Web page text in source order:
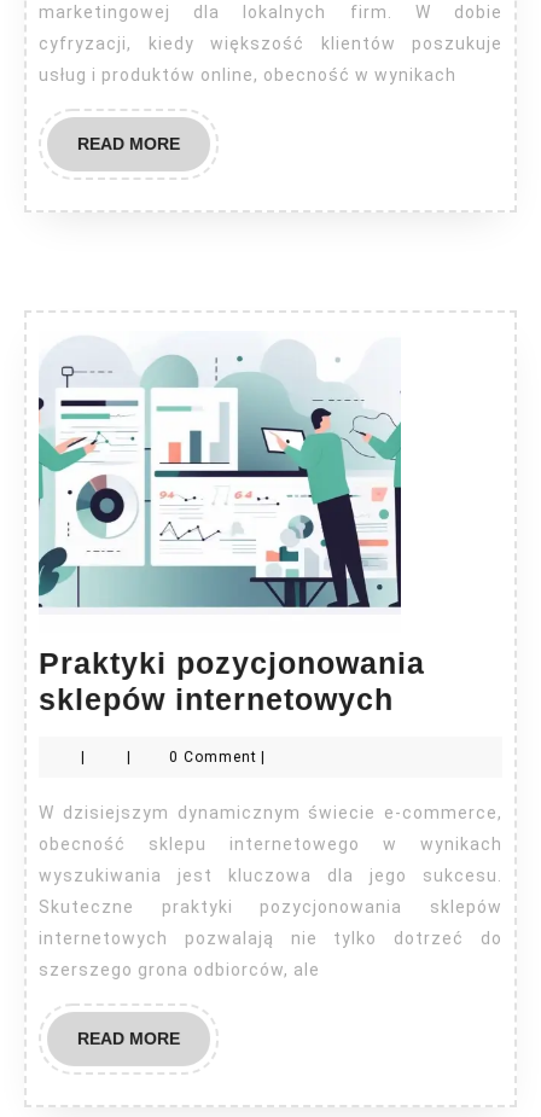
marketingowej dla lokalnych firm. W dobie
cyfryzacji, kiedy większość klientów poszukuje
usług i produktów online, obecność w wynikach
READ MOREREAD
MORE
Praktyki pozycjonowania
sklepów internetowych Praktyki
sklepów
0 Comment
W dzisiejszym dynamicznym świecie e-commerce,
obecność sklepu internetowego w wynikach
wyszukiwania jest kluczowa dla jego sukcesu.
Skuteczne praktyki pozycjonowania sklepów
internetowych pozwalają nie tylko dotrzeć do
szerszego grona odbiorców, ale
READ MOREREAD
MORE